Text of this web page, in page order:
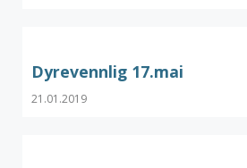
Dyrevennlig 17.mai
21.01.2019